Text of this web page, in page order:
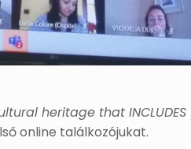
heritage that INCLUDES
online találkozójukat.